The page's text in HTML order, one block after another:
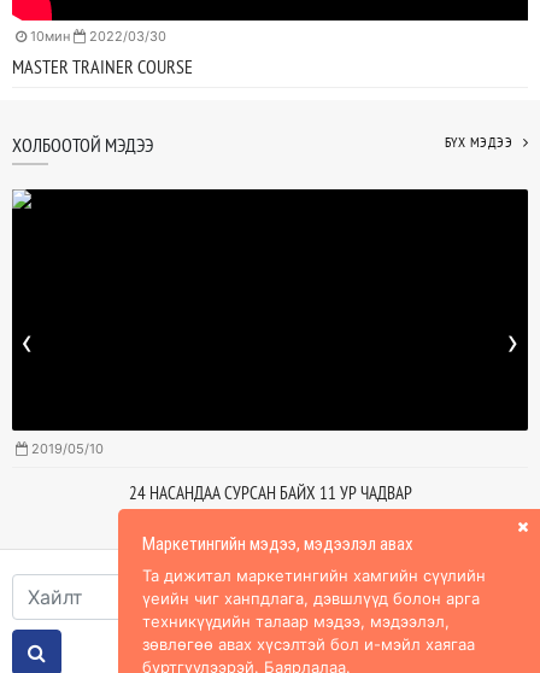
10мин 2022/03/30
MASTER TRAINER COURSE
ХОЛБООТОЙ МЭДЭЭ БҮХ МЭДЭЭ
2019/05/10
24 НАСАНДАА СУРСАН БАЙХ 11 УР ЧАДВАР
‹ ›
Маркетингийн мэдээ, мэдээлэл авах
Та дижитал маркетингийн хамгийн сүүлийн
үеийн чиг ханпдлага, дэвшлүүд болон арга
техникүүдийн талаар мэдээ, мэдээлэл,
зөвлөгөө авах хүсэлтэй бол и-мэйл хаягаа
бүртгүүлээрэй. Баярлалаа.